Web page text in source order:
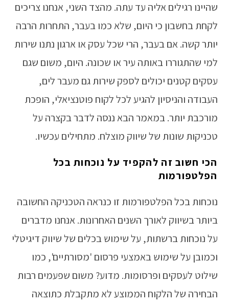
שהיינו רגילים אליה עד עתה. מהצד השני, אנחנו צריכים
לקחת בחשבון כי היום, שלא כמו בעבר, התחרות הרבה
יותר קשה. אם בעבר, הרי שכל עסק או ארגון נתנו שירות
למי שהתגוררו באותה עיר או שכונה. היום, משום שגם
עסקים קטנים יכולים לספק שירות גם מעבר לים,
העבודה והניסיון להגיע לכל לקוח פוטנציאלי, הופכת
מורכבת יותר. במאמר הבא ננסה לדבר בקצרה על
טכניקות שונות של שיווק מוצלח. מתחילים עכשיו.
הכי חשוב זה להקפיד על נוכחות בכל
הפלטפורמות
נוכחות בכל הפלטפורמות זו כנראה הטכניקה החשובה
ביותר בשיווק לאורך השנים האחרונות. אנחנו מדברים
על נוכחות ברשתות, על שימוש בכלים של שיווק דיגיטלי
וכמובן על שימוש באמצעי פרסום 'מסורתיים', כמו
שילוט לעסקים ופרסומות. מדוע? משום שפעמים רבות
הבחירה של הלקוח הממוצע לא מתקבלת כתוצאה